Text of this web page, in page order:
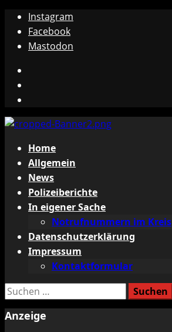
Zum
Inhalt
springen
Instagram
Facebook
Mastodon
Primäres
Menü
Home
Allgemein
News
Polizeiberichte
In eigener Sache
Notrufnummern im Kreis
Datenschutzerklärung
Impressum
Kontaktformular
Suchen
Anzeige